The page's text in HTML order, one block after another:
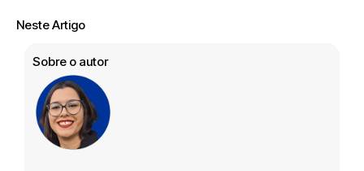
Neste Artigo
Sobre o autor